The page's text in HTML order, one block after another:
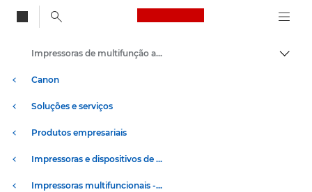
Canon Logo, back
Canon
Soluções e serviços
Produtos empresariais
Impressoras e dispositivos de fax empresariais
Impressoras multifuncionais - Impressoras multifunções
Impressoras de multifunção a cores